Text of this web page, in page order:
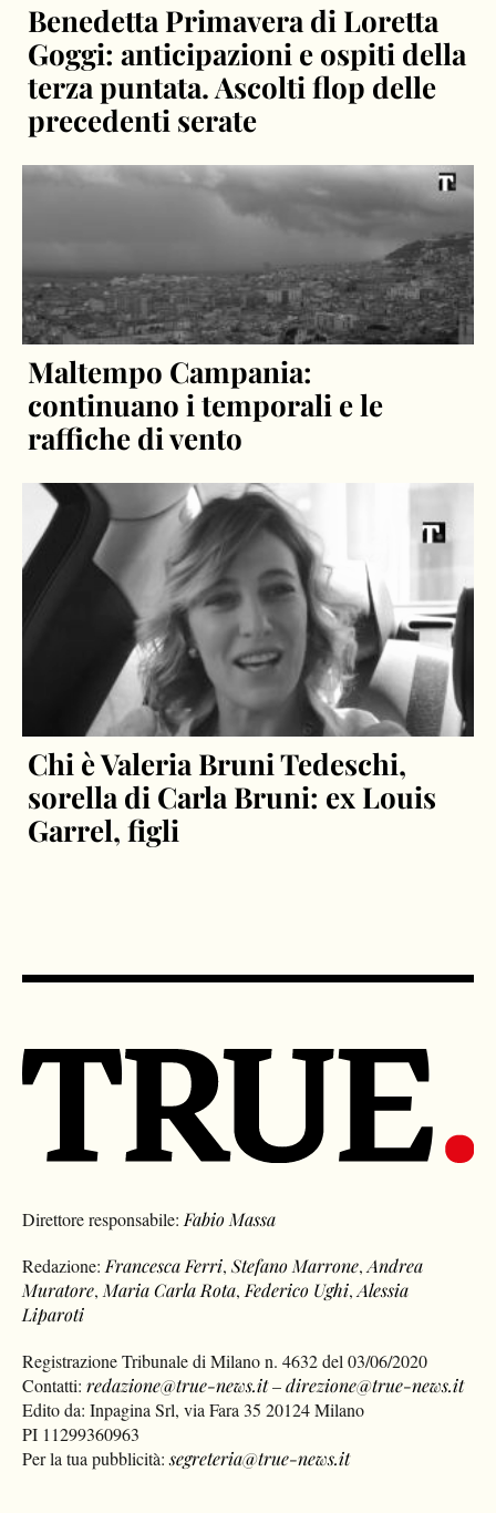
Benedetta Primavera di Loretta
Goggi: anticipazioni e ospiti della
terza puntata. Ascolti flop delle
precedenti serate
Maltempo Campania:
continuano i temporali e le
raffiche di vento
Chi è Valeria Bruni Tedeschi,
sorella di Carla Bruni: ex Louis
Garrel, figli
Direttore responsabile: Fabio Massa
Redazione: Francesca Ferri,Stefano Marrone,Andrea
Muratore, Maria Carla Rota, Federico Ughi,Alessia
Liparoti
Registrazione Tribunale di Milano n. 4632 del 03/06/2020
Contatti:redazione@true-news.it–direzione@true-news.it
Edito da: Inpagina Srl, via Fara 35 20124 Milano
PI 11299360963
Per la tua pubblicità:segreteria@true-news.it